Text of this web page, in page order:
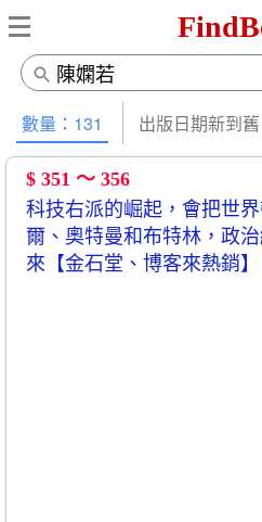
數量：131 出版日期新到舊
$ 351 ～ 356
科技右派的崛起，會把世
爾、奧特曼和布特林，政
來【金石堂、博客來熱銷】